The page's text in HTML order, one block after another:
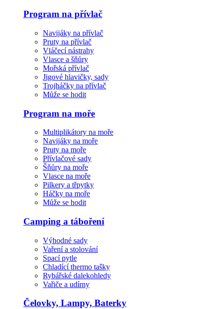
Program na přívlač
Navijáky na přívlač
Pruty na přívlač
Vláčecí nástrahy
Vlasce a šňůry
Mořská přívlač
Jigové hlavičky, sady
Trojháčky na přívlač
Může se hodit
Program na moře
Multiplikátory na moře
Navijáky na moře
Pruty na moře
Přívlačové sady
Šňůry na moře
Vlasce na moře
Pilkery a třpytky
Háčky na moře
Může se hodit
Camping a táboření
Výhodné sady
Vaření a stolování
Spací pytle
Chladící thermo tašky
Rybářské dalekohledy
Vařiče a udírny
Čelovky, Lampy, Baterky